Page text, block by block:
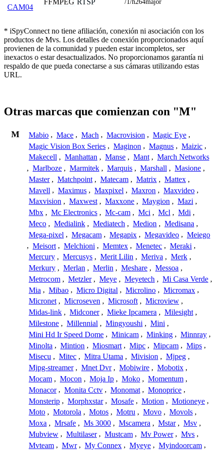
CAM04
/1/h264major
* iSpyConnect no tiene afiliación, conexión ni asociación con los
productos de Mvs. Los detalles de conexión proporcionados aquí
provienen de la comunidad y pueden estar incompletos, ser
inexactos o estar desactualizados. No proporcionamos garantía ni
respaldo de que pueda conectarse a sus cámaras utilizando estas
URL.
Otras marcas que comienzan con "M"
M Mabio , Mace , Mach , Macrovision , Magic Eye ,
Magic Vision Box Series , Maginon , Magnus , Maizic ,
Makecell , Manhattan , Manse , Mant , March Networks
, Marlboze , Marmitek , Marquis , Marshall , Masione ,
Master , Matchpoint , Matecam , Matrix , Mattex ,
Mavell , Maximus , Maxpixel , Maxron , Maxvideo ,
Maxvision , Maxwest , Maxxone , Maygion , Mazi ,
Mbx , Mc Electronics , Mc-cam , Mci , Mcl , Mdi ,
Meco , Medialink , Mediatech , Medion , Medisana ,
Mega-pixel , Megacam , Megapix , Megavideo , Meiego
, Meisort , Melchioni , Memtex , Menetec , Meraki ,
Mercury , Mercusys , Merit Lilin , Meriva , Merk ,
Merkury , Merlan , Merlin , Meshare , Messoa ,
Metrocom , Metzler , Meye , Meyetech , Mi Casa Verde ,
Mia , Mibao , Micro Digital , Microlino , Micromax ,
Micronet , Microseven , Microsoft , Microview ,
Midas-link , Midconer , Mieke Ipcamera , Milesight ,
Milestone , Millennial , Mingyoushi , Mini ,
Mini Hd Ir Speed Dome , Minicam , Minking , Minnray ,
Minolta , Mintion , Miosmart , Mipc , Mipcam , Mips ,
Misecu , Mitec , Mitra Utama , Mivision , Mjpeg ,
Mjpg-streamer , Mnet Dvr , Mobiwire , Mobotix ,
Mocam , Mocon , Moja Ip , Moko , Momentum ,
Monacor , Monita Cctv , Monomat , Monoprice ,
Monsterip , Morphxstar , Mosafe , Motion , Motioneye ,
Moto , Motorola , Motos , Motru , Movo , Movols ,
Moxa , Mrsafe , Ms 3000 , Mscamera , Mstar , Msv ,
Mubview , Multilaser , Mustcam , Mv Power , Mvs ,
Mvteam , Mwr , My Connex , Myeye , Myindoorcam ,